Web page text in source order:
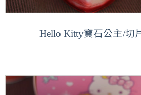
Hello Kitty寶石公主/切